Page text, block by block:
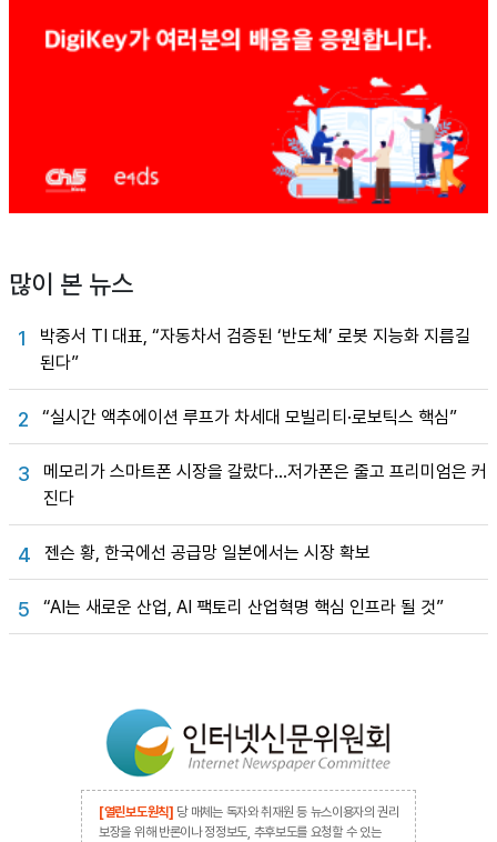
많이 본 뉴스
1
박중서 TI 대표, “자동차서 검증된 ‘반도체’ 로봇 지능화 지름길
된다”
2 “실시간 액추에이션 루프가 차세대 모빌리티·로보틱스 핵심”
3
메모리가 스마트폰 시장을 갈랐다…저가폰은 줄고 프리미엄은 커
진다
4 젠슨 황, 한국에선 공급망 일본에서는 시장 확보
5 “AI는 새로운 산업, AI 팩토리 산업혁명 핵심 인프라 될 것”
[열린보도원칙] 당 매체는 독자와 취재원 등 뉴스이용자의 권리
보장을 위해 반론이나 정정보도, 추후보도를 요청할 수 있는